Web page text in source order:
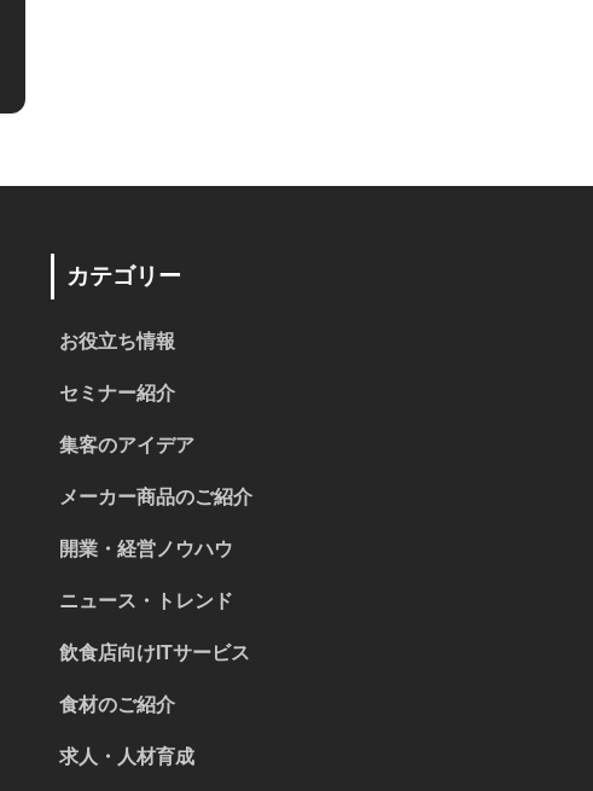
カテゴリー
お役立ち情報
セミナー紹介
集客のアイデア
メーカー商品のご紹介
開業・経営ノウハウ
ニュース・トレンド
飲食店向けITサービス
食材のご紹介
求人・人材育成